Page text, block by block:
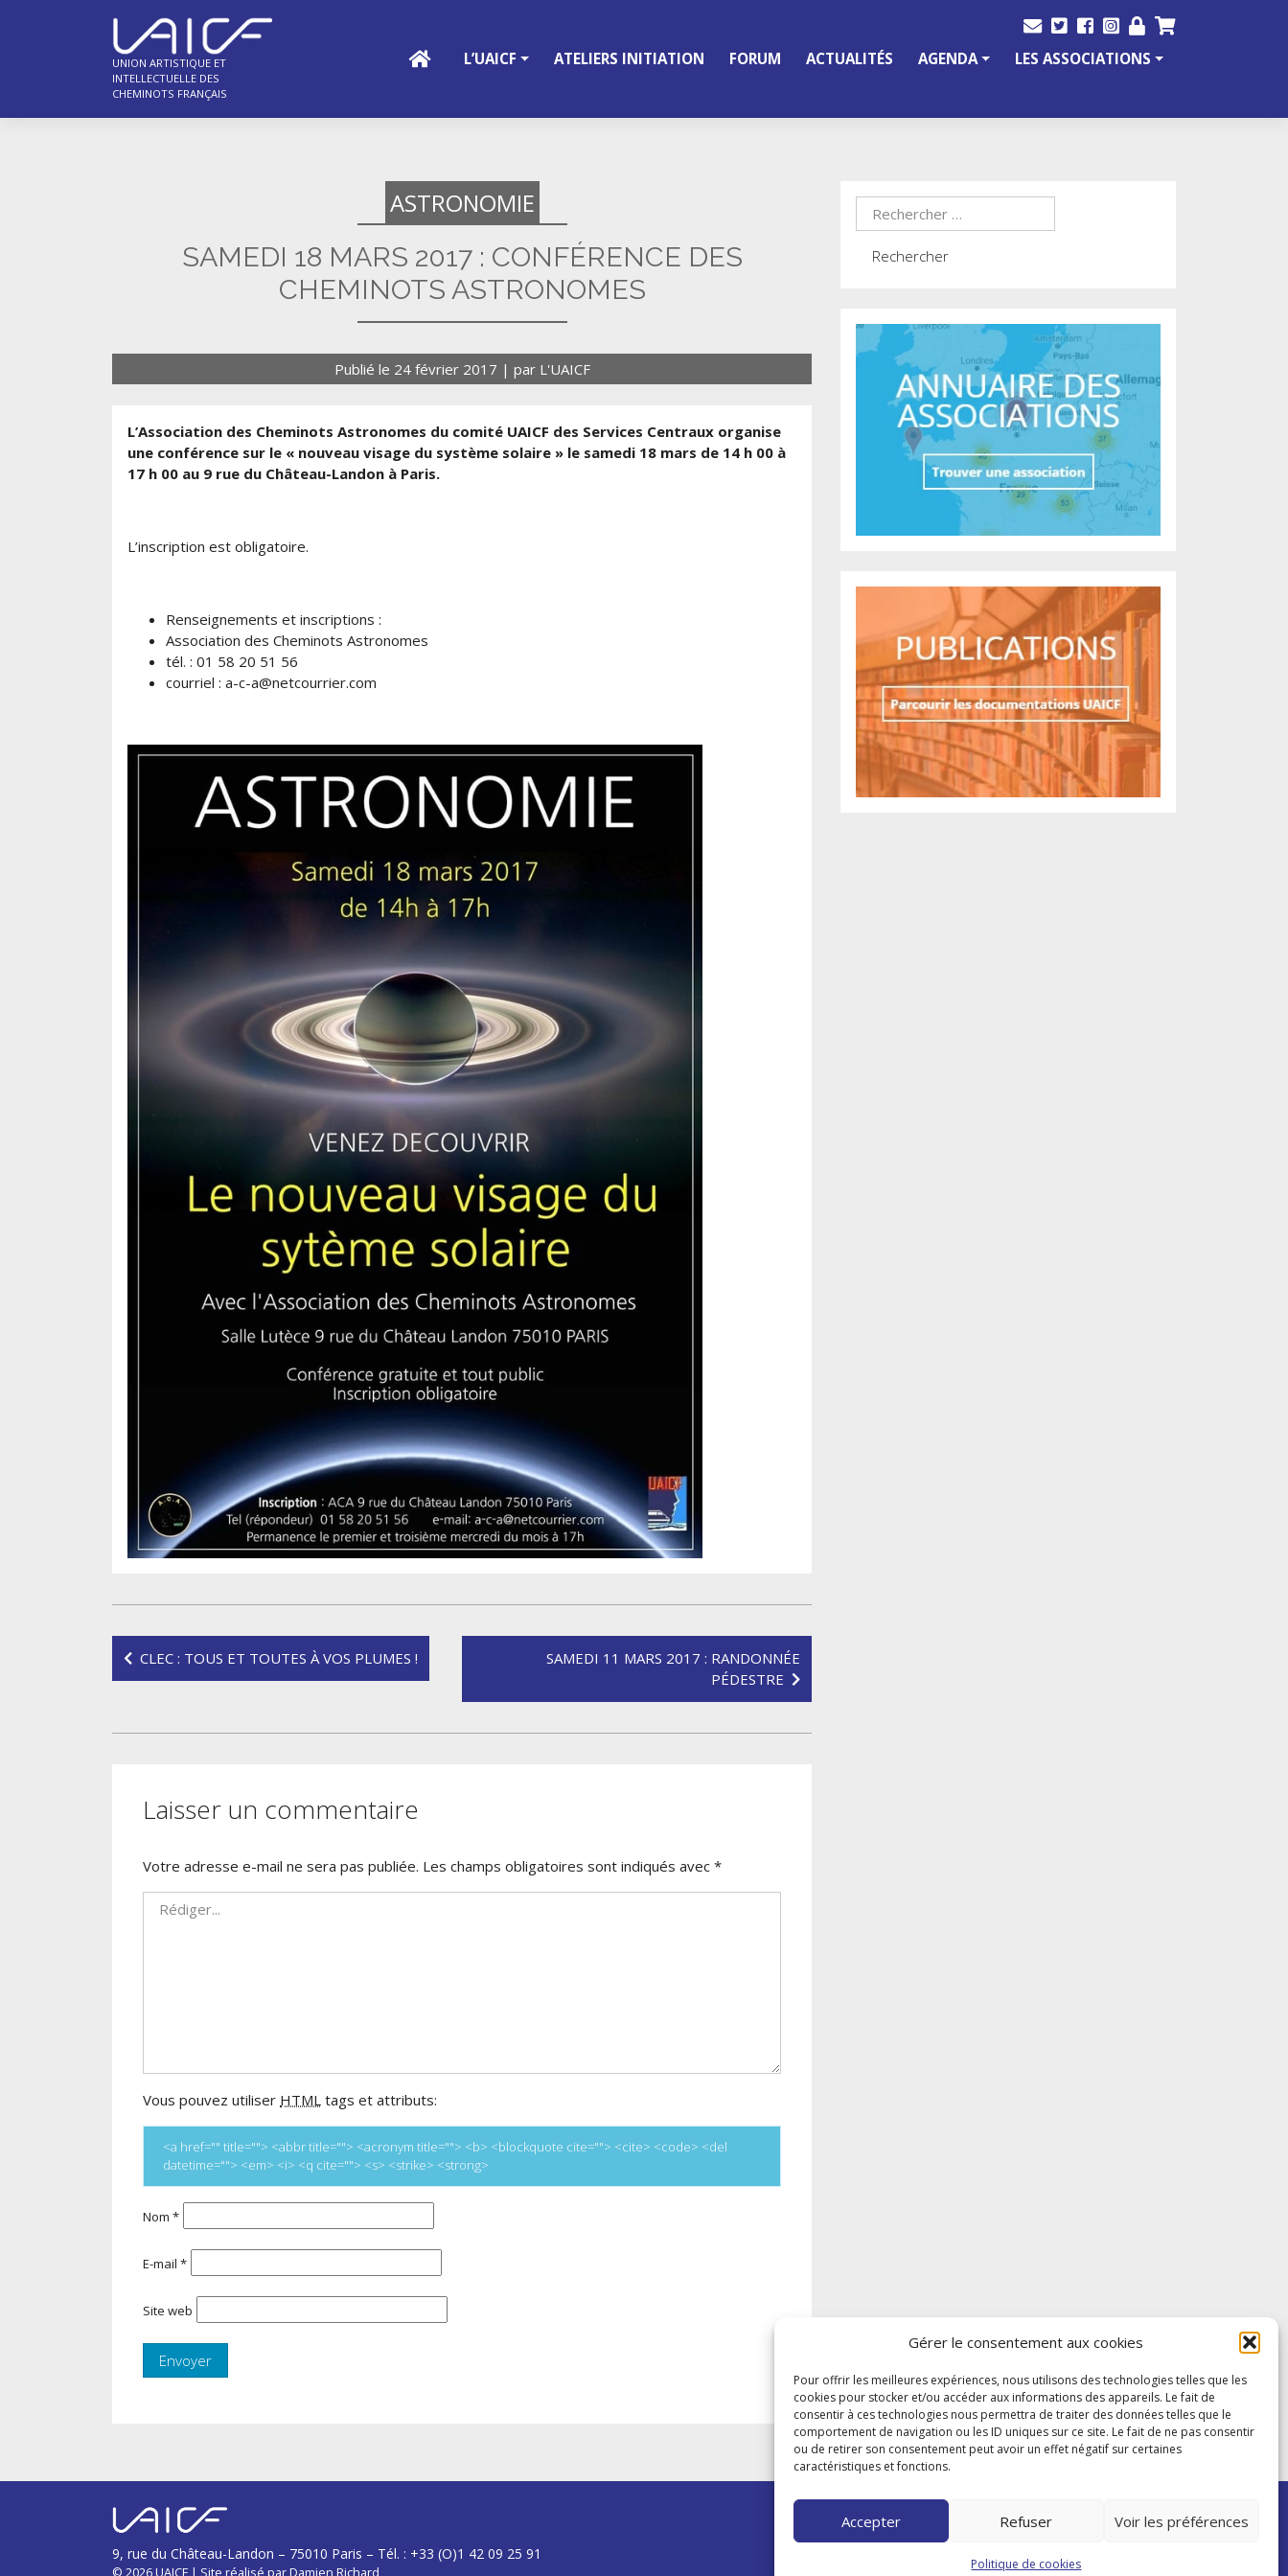
Gérer le consentement aux cookies
Pour offrir les meilleures expériences, nous utilisons des technologies telles que les
cookies pour stocker et/ou accéder aux informations des appareils. Le fait de
consentir à ces technologies nous permettra de traiter des données telles que le
comportement de navigation ou les ID uniques sur ce site. Le fait de ne pas consentir
ou de retirer son consentement peut avoir un effet négatif sur certaines
caractéristiques et fonctions.
Accepter Refuser Voir les préférences
Politique de cookies
UNION ARTISTIQUE ET
INTELLECTUELLE DES
CHEMINOTS FRANÇAIS
L’UAICF ATELIERS INITIATION FORUM ACTUALITÉS AGENDA LES ASSOCIATIONS
ASTRONOMIE
SAMEDI 18 MARS 2017 : CONFÉRENCE DES
CHEMINOTS ASTRONOMES
Publié le 24 février 2017 | par L'UAICF
L’Association des Cheminots Astronomes du comité UAICF des Services Centraux organise
une conférence sur le « nouveau visage du système solaire » le samedi 18 mars de 14 h 00 à
17 h 00 au 9 rue du Château-Landon à Paris.
L’inscription est obligatoire.
Renseignements et inscriptions :
Association des Cheminots Astronomes
tél. : 01 58 20 51 56
courriel : a-c-a@netcourrier.com
Navigation
de
CLEC : TOUS ET TOUTES À VOS PLUMES !
SAMEDI 11 MARS 2017 : RANDONNÉE
PÉDESTRE
Laisser un commentaire
Votre adresse e-mail ne sera pas publiée. Les champs obligatoires sont indiqués avec *
Vous pouvez utiliser HTML tags et attributs:
<a href="" title=""> <abbr title=""> <acronym title=""> <b> <blockquote cite=""> <cite> <code> <del
datetime=""> <em> <i> <q cite=""> <s> <strike> <strong>
Nom *
E-mail *
Site web
9, rue du Château-Landon – 75010 Paris – Tél. : +33 (O)1 42 09 25 91
© 2026UAICF | Site réalisé parDamien Richard